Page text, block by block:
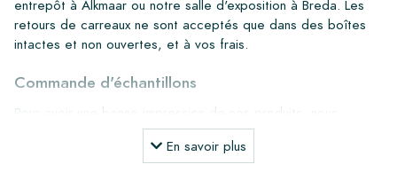
entrepôt à Alkmaar ou notre salle d'exposition à Breda. Les
retours de carreaux ne sont acceptés que dans des boîtes
intactes et non ouvertes, et à vos frais.
Commande d'échantillons
Pour avoir une bonne impression de nos produits, nous
recommandons toujours de commander quelques échantillons
au préalable. Les frais d'échantillons seront déduits de toute
En savoir plus